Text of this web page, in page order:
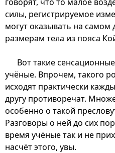
силы, регистрируемое
могут оказывать на самом
размерам тела из пояса
Вот такие
учёные. Впрочем, такого
исходят практически
другу противоречат.
особенно о такой
Разговоры о ней до сих
время учёные так и не
насчёт этого, увы.